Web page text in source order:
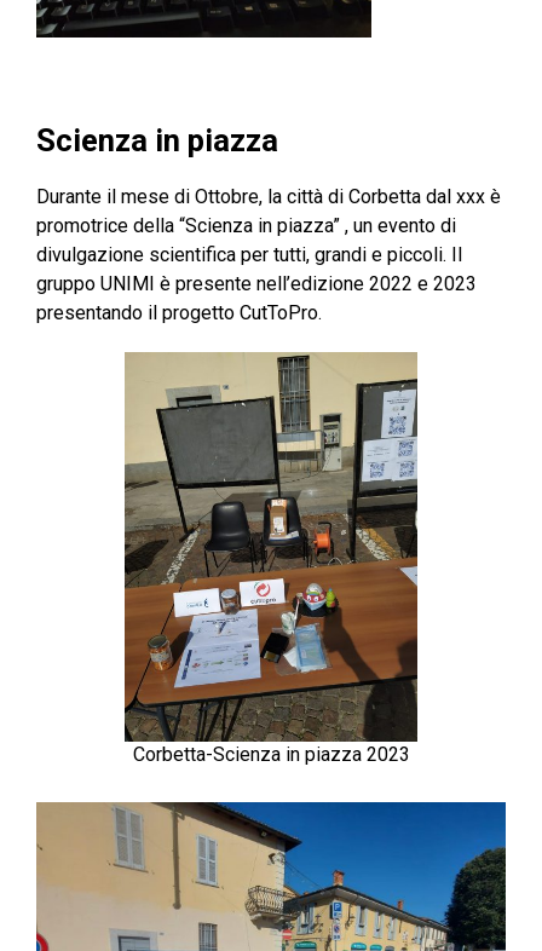
Scienza in piazza
Durante il mese di Ottobre, la città di Corbetta dal xxx è
promotrice della “Scienza in piazza” , un evento di
divulgazione scientifica per tutti, grandi e piccoli. Il
gruppo UNIMI è presente nell’edizione 2022 e 2023
presentando il progetto CutToPro.
Corbetta-Scienza in piazza 2023